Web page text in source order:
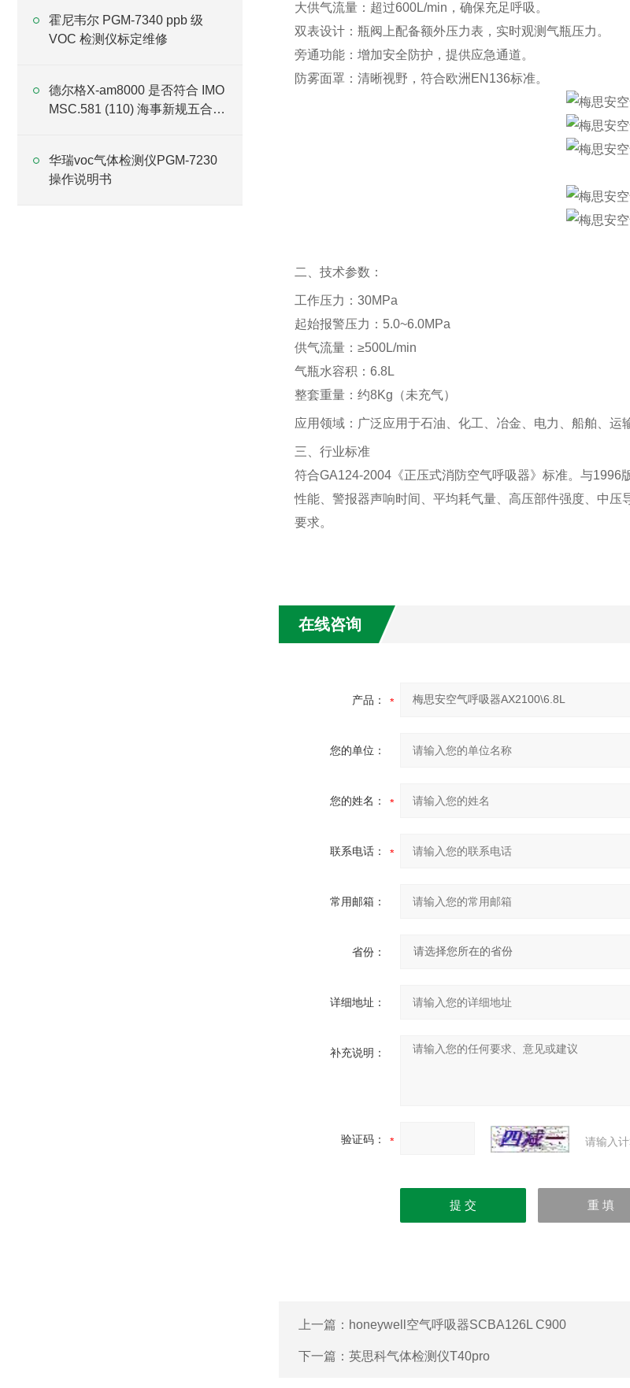
霍尼韦尔 PGM-7340 ppb 级
VOC 检测仪标定维修
德尔格X-am8000 是否符合 IMO
MSC.581 (110) 海事新规五合一
华瑞voc气体检测仪PGM-7230
操作说明书
大供气流量‌：超过600L/min，确保充足呼吸。
双表设计‌：瓶阀上配备额外压力表，实时观测气瓶压力。
旁通功能‌：增加安全防护，提供应急通道。
防雾面罩 ‌：清晰视野，符合欧洲EN136标准。
二、技术参数 ‌：
工作压力 ‌：30MPa
起始报警压力 ‌：5.0~6.0MPa
供气流量‌：≥500L/min
气瓶水容积 ‌：6.8L
整套重量‌：约8Kg（未充气）
应用领域：广泛应用于石油、化工、冶金、电力、船舶、运
三、行业标准
符合GA124-2004《正压式消防空气呼吸器》标准。与
性能、警报器声响时间、平均耗气量、高压部件强度、中
要求。
在线咨询
产品：
您的单位：
您的姓名：
联系电话：
常用邮箱：
省份：
详细地址：
补充说明：
验证码： 请输入
上一篇： honeywell空气呼吸器SCBA126L C900
下一篇： 英思科气体检测仪T40pro